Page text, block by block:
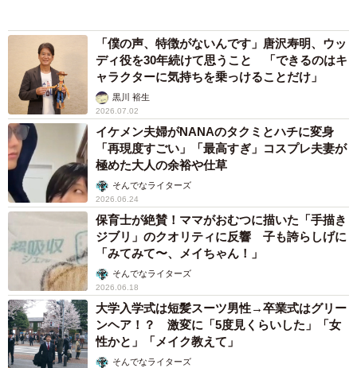
「僕の声、特徴がないんです」唐沢寿明、ウッ
ディ役を30年続けて思うこと 「できるのはキ
ャラクターに気持ちを乗っけることだけ」
黒川 裕生
2026.07.02
イケメン夫婦がNANAのタクミとハチに変身
「再現度すごい」「最高すぎ」コスプレ夫妻が
極めた大人の余裕や仕草
そんでなライターズ
2026.06.24
保育士が絶賛！ママがおむつに描いた「手描き
ジブリ」のクオリティに反響 子も誇らしげに
「みてみて〜、メイちゃん！」
そんでなライターズ
2026.06.18
大学入学式は短髪スーツ男性→卒業式はグリー
ンヘア！？ 激変に「5度見くらいした」「女
性かと」「メイク教えて」
そんでなライターズ